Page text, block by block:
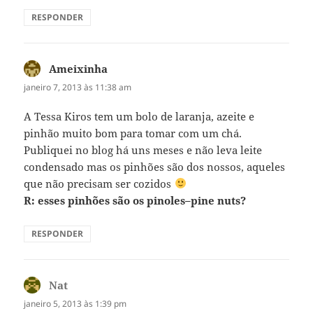
RESPONDER
Ameixinha
janeiro 7, 2013 às 11:38 am
A Tessa Kiros tem um bolo de laranja, azeite e
pinhão muito bom para tomar com um chá.
Publiquei no blog há uns meses e não leva leite
condensado mas os pinhões são dos nossos, aqueles
que não precisam ser cozidos
R: esses pinhões são os pinoles–pine nuts?
RESPONDER
Nat
janeiro 5, 2013 às 1:39 pm